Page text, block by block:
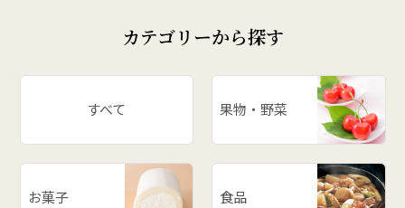
カテゴリーから探す
すべて 果物・野菜
お菓子 食品